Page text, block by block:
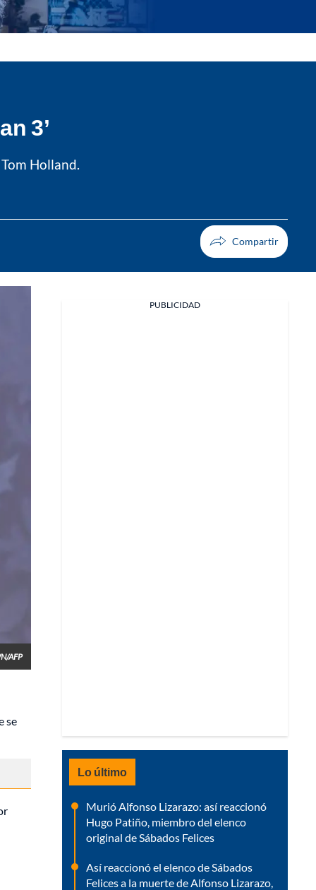
3’
Holland.
AFP
se
PUBLICIDAD
Lo último
Murió Alfonso Lizarazo: así reaccionó
Hugo Patiño, miembro del elenco
original de Sábados Felices
Así reaccionó el elenco de Sábados
Felices a la muerte de Alfonso Lizarazo,